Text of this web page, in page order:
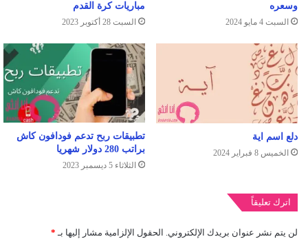
وسعره
السبت 4 مايو 2024
مباريات كرة القدم
السبت 28 أكتوبر 2023
دلع اسم اية
الخميس 8 فبراير 2024
تطبيقات ربح تدعم فودافون كاش
براتب 280 دولار شهريا
الثلاثاء 5 ديسمبر 2023
اترك تعليقاً
لن يتم نشر عنوان بريدك الإلكتروني. الحقول الإلزامية مشار إليها بـ *